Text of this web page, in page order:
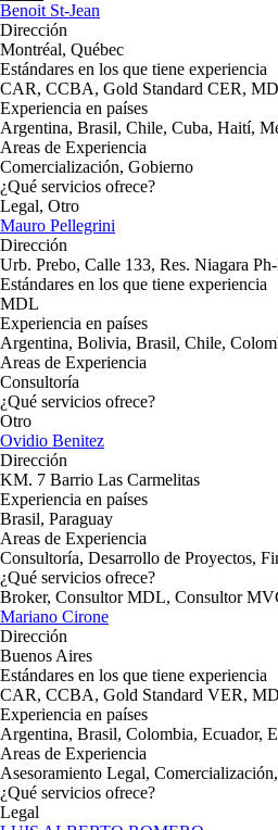
Benoit St-Jean
Dirección
Montréal, Québec
Estándares en los que tiene experiencia
CAR, CCBA, Gold Standard CER,
Experiencia en países
Argentina, Brasil, Chile, Cuba, Haití,
Areas de Experiencia
Comercialización, Gobierno
¿Qué servicios ofrece?
Legal, Otro
Mauro Pellegrini
Dirección
Urb. Prebo, Calle 133, Res. Niagara
Estándares en los que tiene experiencia
MDL
Experiencia en países
Argentina, Bolivia, Brasil, Chile,
Areas de Experiencia
Consultoría
¿Qué servicios ofrece?
Otro
Ovidio Benitez
Dirección
KM. 7 Barrio Las Carmelitas
Experiencia en países
Brasil, Paraguay
Areas de Experiencia
Consultoría, Desarrollo de Proyectos,
¿Qué servicios ofrece?
Broker, Consultor MDL, Consultor
Mariano Cirone
Dirección
Buenos Aires
Estándares en los que tiene experiencia
CAR, CCBA, Gold Standard VER,
Experiencia en países
Argentina, Brasil, Colombia, Ecuador,
Areas de Experiencia
Asesoramiento Legal,
¿Qué servicios ofrece?
Legal